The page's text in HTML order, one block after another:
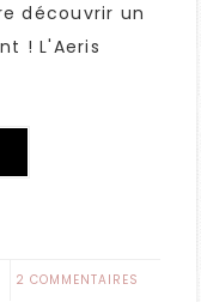
découvrir un
! L'Aeris
2 COMMENTAIRES